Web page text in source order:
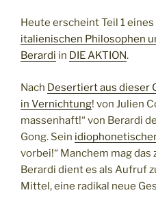
Heute erscheint Teil 1
italienischen Philosophen
Berardi in DIE AKTION.
Nach Desertiert aus dieser
in Vernichtung! von Julien
massenhaft!“ von Berardi
Gong. Sein
vorbei!“ Manchem mag
Berardi dient es als Aufruf
Mittel, eine radikal neue